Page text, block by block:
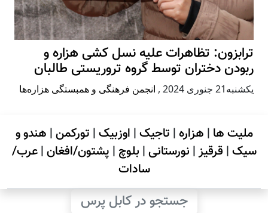
ترابزون: تظاهرات علیه نسل کشی هزاره و
ربودن دختران توسط گروه تروریستی طالبان
يكشنبه21 جنوری 2024 , انجمن فرهنگی و همبستگی هزاره‌ها
ملیت ها | هزاره| تاجیک| اوزبیک| تورکمن| هندو و
سیک| قرقیز| نورستانی| بلوچ | پشتون/افغان|عرب/
سادات
جستجو در کابل پرس